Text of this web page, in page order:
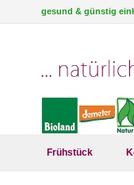
Direkt
gesund & günstig
Frühstück